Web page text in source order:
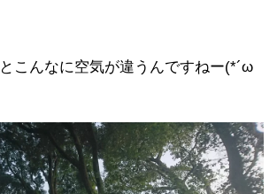
こんなに空気が違うんですねー(*´ω